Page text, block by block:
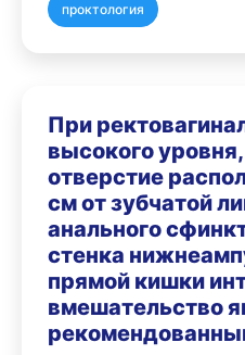
проктология
При
высокого
отверстие
см от зубчатой
анального
стенка
прямой кишки
вмешательство